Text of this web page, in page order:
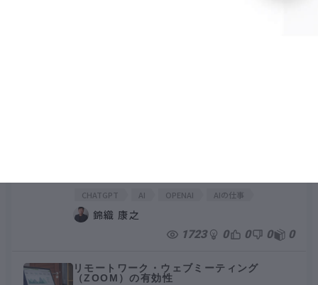
CHATGPT AI OPENAI
AIの仕事
AIとそれ以外
錦織 康之
1723 0 0 0 0
リモートワーク・ウェブミーティング
（ZOOM）の有効性